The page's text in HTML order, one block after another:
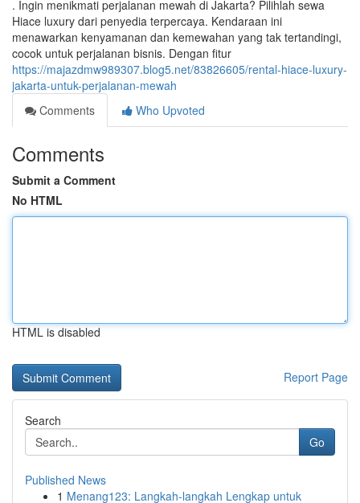
. Ingin menikmati perjalanan mewah di Jakarta? Pilihlah sewa
Hiace luxury dari penyedia terpercaya. Kendaraan ini
menawarkan kenyamanan dan kemewahan yang tak tertandingi,
cocok untuk perjalanan bisnis. Dengan fitur
https://majazdmw989307.blog5.net/83826605/rental-hiace-luxury-
jakarta-untuk-perjalanan-mewah
Comments
Who Upvoted
Comments
Submit a Comment
No HTML
HTML is disabled
Report Page
Search
Go
Published News
1 Menang123: Langkah-langkah Lengkap untuk